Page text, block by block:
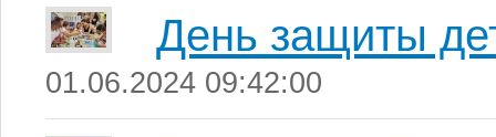
День защиты
01.06.2024 09:42:00